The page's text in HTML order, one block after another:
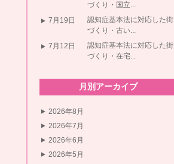
づくり・国立...
7月19日
認知症基本法に対応した街
づくり・古い...
7月12日
認知症基本法に対応した街
づくり・在宅...
月別アーカイブ
2026年8月
2026年7月
2026年6月
2026年5月